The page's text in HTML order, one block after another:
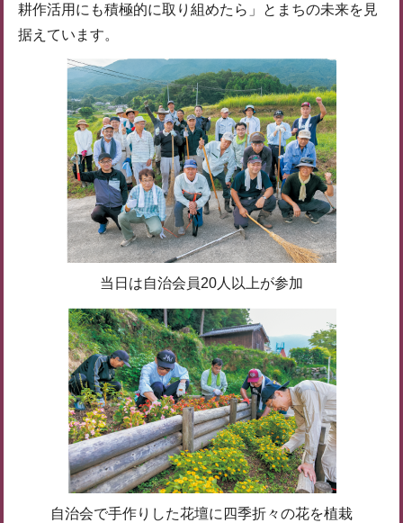
耕作活用にも積極的に取り組めたら」とまちの未来を見
据えています。
当日は自治会員20人以上が参加
自治会で手作りした花壇に四季折々の花を植栽